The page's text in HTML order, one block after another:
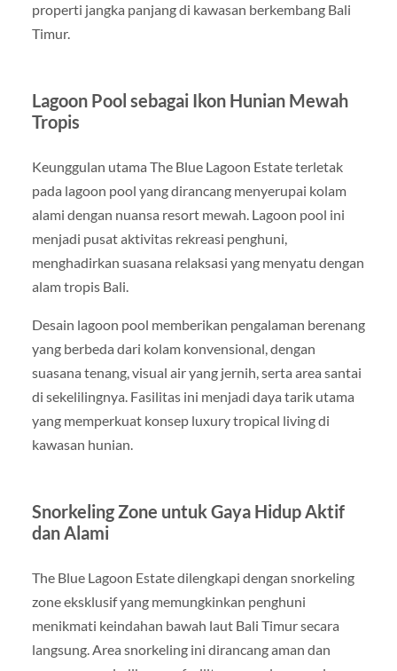
properti jangka panjang di kawasan berkembang Bali
Timur.
Lagoon Pool sebagai Ikon Hunian Mewah
Tropis
Keunggulan utama The Blue Lagoon Estate terletak
pada lagoon pool yang dirancang menyerupai kolam
alami dengan nuansa resort mewah. Lagoon pool ini
menjadi pusat aktivitas rekreasi penghuni,
menghadirkan suasana relaksasi yang menyatu dengan
alam tropis Bali.
Desain lagoon pool memberikan pengalaman berenang
yang berbeda dari kolam konvensional, dengan
suasana tenang, visual air yang jernih, serta area santai
di sekelilingnya. Fasilitas ini menjadi daya tarik utama
yang memperkuat konsep luxury tropical living di
kawasan hunian.
Snorkeling Zone untuk Gaya Hidup Aktif
dan Alami
The Blue Lagoon Estate dilengkapi dengan snorkeling
zone eksklusif yang memungkinkan penghuni
menikmati keindahan bawah laut Bali Timur secara
langsung. Area snorkeling ini dirancang aman dan